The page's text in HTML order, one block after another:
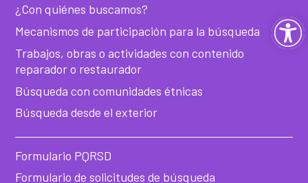
¿Con quiénes buscamos?
Mecanismos de participación para la búsqueda
Trabajos, obras o actividades con contenido
reparador o restaurador
Búsqueda con comunidades étnicas
Búsqueda desde el exterior
Formulario PQRSD
Formulario de solicitudes de búsqueda